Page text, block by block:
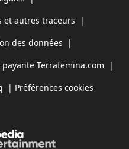
et autres traceurs |
des données |
Terrafemina.com |
| Préférences cookies